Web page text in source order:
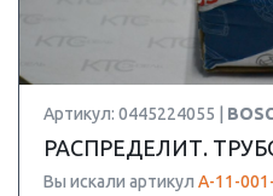
Артикул: 0445224055 |
РАСПРЕДЕЛИТ.
Вы искали артикул А-11-